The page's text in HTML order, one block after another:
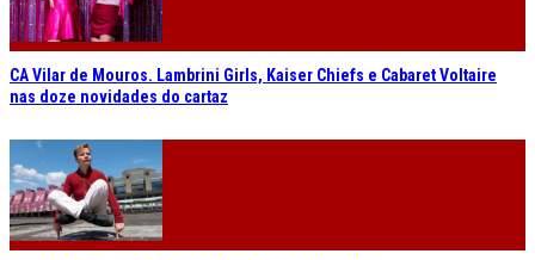
CA Vilar de Mouros. Lambrini Girls, Kaiser Chiefs e Cabaret Voltaire
nas doze novidades do cartaz